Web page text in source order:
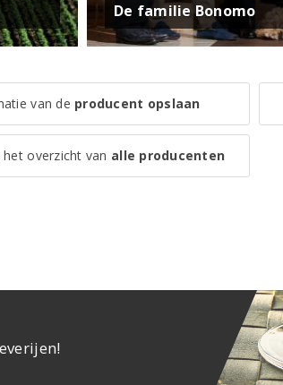
De familie Bonomo
van de producent opslaan
het overzicht van alle producenten